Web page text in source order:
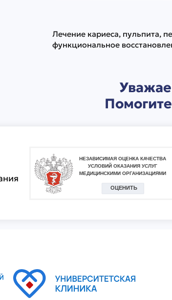
Лечение кариеса, пульпита,
функциональное